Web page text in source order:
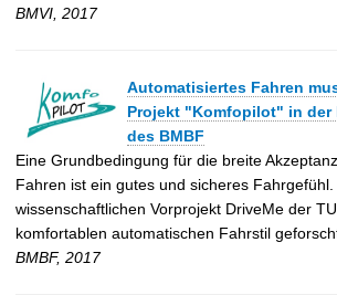
BMVI, 2017
Automatisiertes Fahren
Projekt "Komfopilot" in der
des BMBF
Eine Grundbedingung für die breite
Fahren ist ein gutes und sicheres Fahrgefühl.
wissenschaftlichen Vorprojekt DriveMe der
komfortablen automatischen Fahrstil
BMBF, 2017